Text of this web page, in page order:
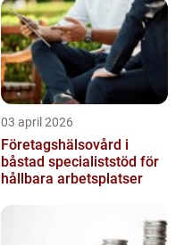
03 april 2026
Företagshälsovård i
båstad specialiststöd för
hållbara arbetsplatser